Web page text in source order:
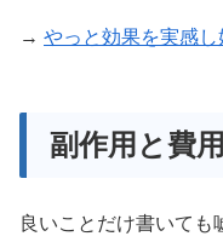
→ やっと効果を実感
副作用と費
良いことだけ書いても